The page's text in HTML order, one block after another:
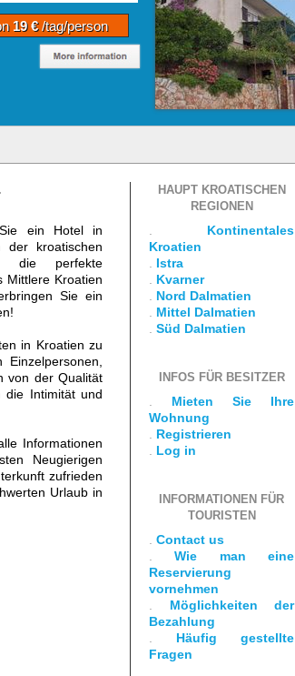
19 €/tag/person
ein Hotel in
kroatischen
die perfekte
Mittlere Kroatien
Sie ein
in Kroatien zu
von der Qualität
die Intimität und
Informationen
Neugierigen
zufrieden
Urlaub in
HAUPT KROATISCHEN
REGIONEN
Kontinentales
Kroatien
Istra
Kvarner
Nord Dalmatien
Mittel Dalmatien
Süd Dalmatien
INFOS FÜR BESITZER
Mieten Sie Ihre
Wohnung
Registrieren
Log in
INFORMATIONEN FÜR
TOURISTEN
Contact us
.Wie man eine
Reservierung
vornehmen
Möglichkeiten der
Bezahlung
Häufig gestellte
Fragen